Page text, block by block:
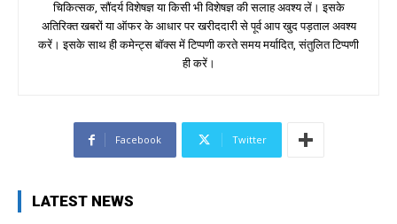
चिकित्सक, सौंदर्य विशेषज्ञ या किसी भी विशेषज्ञ की सलाह अवश्य लें। इसके
अतिरिक्त खबरों या ऑफर के आधार पर खरीददारी से पूर्व आप खुद पड़ताल अवश्य
करें। इसके साथ ही कमेन्ट्स बॉक्स में टिप्पणी करते समय मर्यादित, संतुलित टिप्पणी
ही करें।
Facebook Twitter
LATEST NEWS